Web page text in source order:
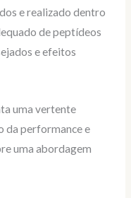
e realizado dentro
de peptídeos
e efeitos
uma vertente
da performance e
uma abordagem